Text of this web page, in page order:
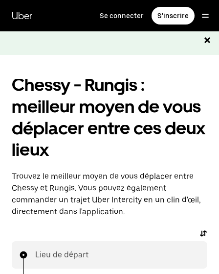
contenu
principal
Uber Se connecter S'inscrire
Chessy - Rungis :
meilleur moyen de vous
déplacer entre ces deux
lieux
Trouvez le meilleur moyen de vous déplacer entre
Chessy et Rungis. Vous pouvez également
commander un trajet Uber Intercity en un clin d'œil,
directement dans l'application.
Lieu de départ